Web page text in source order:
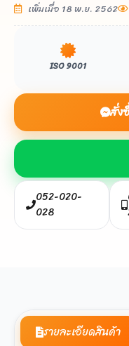
เพิ่มเมื่อ 18 พ.ย. 2562
ISO 9001
สั่ง
052-020-
028
รายละเอียดสินค้า